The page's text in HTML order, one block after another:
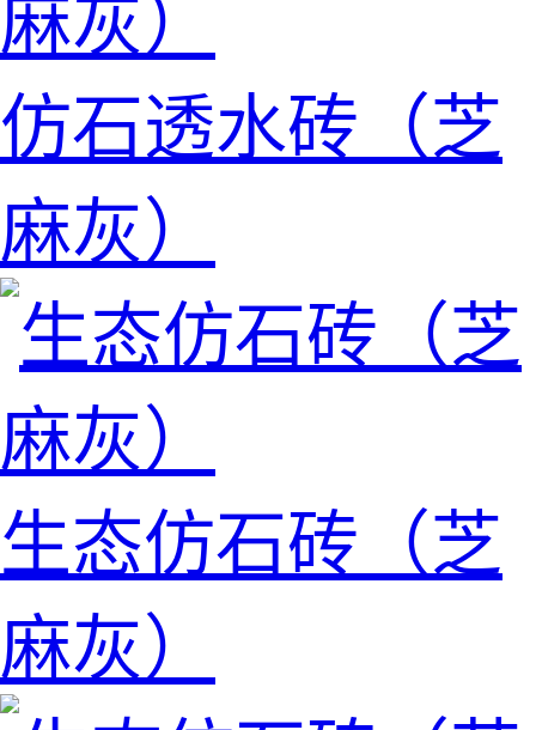
仿石透水砖（芝
麻灰）
生态仿石砖（芝
麻灰）